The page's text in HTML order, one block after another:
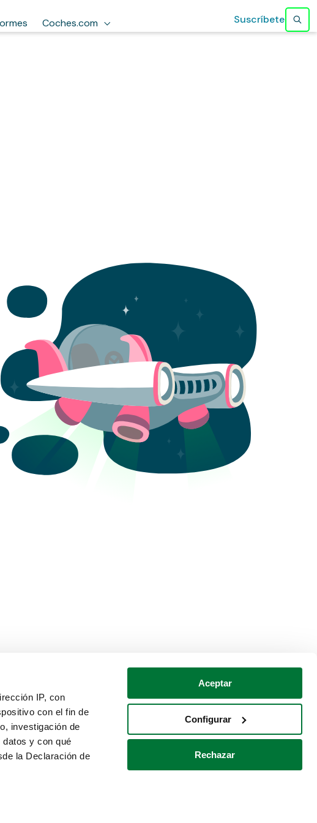
IP, con
con el fin de
investigación de
y con qué
la Declaración de
Aceptar
Configurar
Rechazar
Coches.com Suscríbete